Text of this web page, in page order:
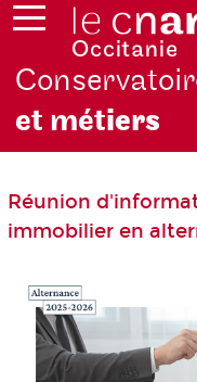
et métiers
Réunion
immobilier en